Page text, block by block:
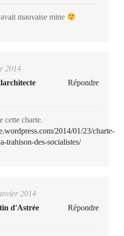
mauvaise mine
2014
Répondre
cette charte.
2014/01/23/charte-
trahison-des-socialistes/
2014
d'Astrée
Répondre